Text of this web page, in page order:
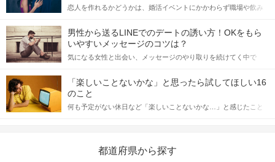
恋人を作れるかどうかは、婚活イベントにかかわらず職場や飲み
てアプローチできるかにも左右されます。 これから恋人作りを本
格的に始めようとしている方は、女性が異性を求めて出すサイン
をしっかりと理解し、正しい行動に移せるかどうかが重要。 この
記事では、女性が話しかけて欲しい時に出すサインとその心理を
合にどのような行動に繋げるべきかをご紹介していきます。
男性から送るLINEでのデートの誘い方！OKをもら
いやすいメッセージのコツは？
気になる女性と出会い、メッセージのやり取りを続けてく中で
しかし、中には「どう誘ったらいいの？」とお困りの男性もいら
っしゃるのではないでしょうか。 そこで今回は、男性から女性へ
送るLINEでのデートの誘い方のコツをご紹介します。例文も混じ
えながら解説するので、ぜひ参考にしてください。
「楽しいことないかな」と思ったら試してほしい16
のこと
何も予定がない休日など「楽しいことないかな…」と感じたこと
の楽しいことアイデアを集めました♪ いままさに楽しいことを探し
都道府県から探す